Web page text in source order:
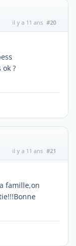
il y a 11 ans #20
?
il y a 11 ans #21
famille,on